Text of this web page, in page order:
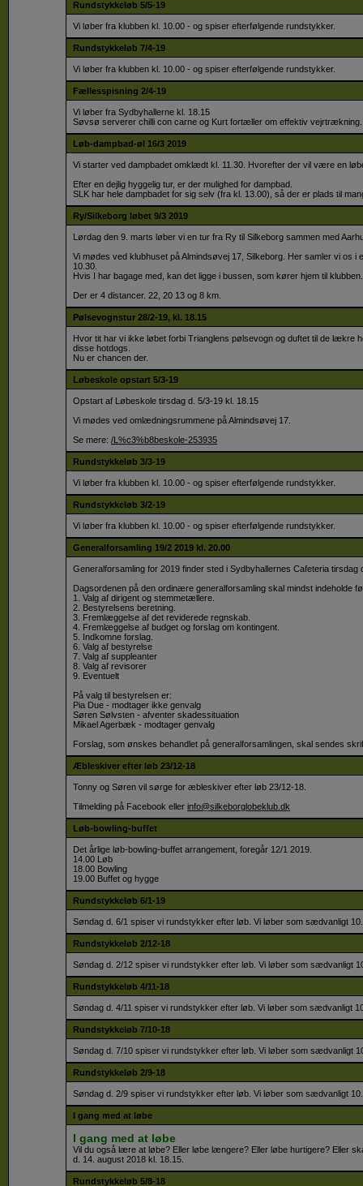
Rundstykkeløb 5/5-19
Vi løber fra klubben kl. 10.00 - og spiser efterfølgende rundstykker.
Rundstykkeløb 7/4-19
Vi løber fra klubben kl. 10.00 - og spiser efterfølgende rundstykker.
Fællesspisning 2/4-19
Vi løber fra Sydbyhallerne kl. 18.15
​Søvsø serverer chilli con carne og Kurt fortæller om effektiv vejrtrækning.
Løb-dampbad-øl 16/3 2019
Vi starter ved dampbadet omklædt kl. 11.30. Hvorefter der vil være en
Efter en dejlig hyggelig tur, er der mulighed for dampbad.
SLK har hele dampbadet for sig selv (fra kl. 13.00), så der er plads til
Ry/Silkeborg løbet 9/3 2019
Lørdag den 9. marts løber vi en tur fra Ry til Silkeborg sammen med
Vi mødes ved klubhuset på Almindsøvej 17, Silkeborg. Her samler vi os
10.30.
Hvis I har bagage med, kan det ligge i bussen, som kører hjem til klubben.
Der er 4 distancer. 22, 20 13 og 8 km.
Pølsevognstur 28/2-19, kl. 18.15
Hvor tit har vi ikke løbet forbi Trianglens pølsevogn og duftet til de
disse hotdogs.
Nu er chancen der.
Løbeskole opstart 5/3-19
Opstart af Løbeskole tirsdag d. 5/3-19 kl. 18.15
​Vi mødes ved omlædningsrummene på Almindsøvej 17.
Se mere: /L%c3%b8beskole-253935
Rundstykkeløb 3/3-19
Vi løber fra klubben kl. 10.00 - og spiser efterfølgende rundstykker.
Rundstykkeløb 3/2-19
Vi løber fra klubben kl. 10.00 - og spiser efterfølgende rundstykker.
Generalforsamling 19/2 2019 kl. 20.00
Generalforsamling for 2019 finder sted i Sydbyhallernes Cafeteria tirsdag
Dagsordenen på den ordinære generalforsamling skal mindst indeholde
1. Valg af dirigent og stemmetællere.
2. Bestyrelsens beretning.
3. Fremlæggelse af det reviderede regnskab.
4. Fremlæggelse af budget og forslag om kontingent.
5. Indkomne forslag.
6. Valg af bestyrelse
7. Valg af suppleanter
8. Valg af revisorer
9. Eventuelt
​På valg til bestyrelsen er:
Pia Due - modtager ikke genvalg
Søren Sølvsten - afventer skadessituation
Mikael Agerbæk - modtager genvalg
Forslag, som ønskes behandlet på generalforsamlingen, skal sendes
Æbleskiver efter løb 23/12-18
Tonny og Søren vil sørge for æbleskiver efter løb 23/12-18.
​Tilmelding på Facebook eller info@silkeborglobeklub.dk
Løb-bowling-buffet
Det årlige løb-bowling-buffet arrangement, foregår 12/1 2019.
​14.00 Løb
18.00 Bowling
19.00 Buffet og hygge
Rundstykkeløb 6/1-19
Søndag d. 6/1 spiser vi rundstykker efter løb. Vi løber som sædvanligt
Rundstykkeløb 2/12-18
Søndag d. 2/12 spiser vi rundstykker efter løb. Vi løber som sædvanligt
Rundstykkeløb 4/11-18
Søndag d. 4/11 spiser vi rundstykker efter løb. Vi løber som sædvanligt
Rundstykkeløb 7/10-18
Søndag d. 7/10 spiser vi rundstykker efter løb. Vi løber som sædvanligt
Rundstykkeløb 2/9-18
Søndag d. 2/9 spiser vi rundstykker efter løb. Vi løber som sædvanligt
I gang med at løbe
I gang med at løbe
Vil du også lære at løbe? Eller løbe længere? Eller løbe hurtigere? Eller
d. 14. august 2018 kl. 18.15.
Rundstykkeløb 5/8-18